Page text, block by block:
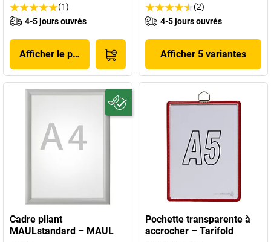
(1)
4-5 jours ouvrés
Afficher le produit
(2)
4-5 jours ouvrés
Afficher 5 variantes
Cadre pliant
MAULstandard – MAUL
Pochette transparente à
accrocher – Tarifold